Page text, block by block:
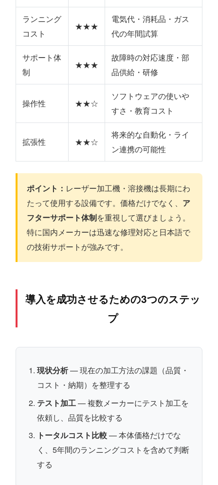
ランニング
コスト
★★★
電気代・消耗品・ガス
代の年間試算
サポート体
制
★★★
故障時の対応速度・部
品供給・研修
操作性 ★★☆
ソフトウェアの使いや
すさ・教育コスト
拡張性 ★★☆
将来的な自動化・ライ
ン連携の可能性
ポイント： レーザー加工機・溶接機は長期にわ
たって使用する設備です。価格だけでなく、 ア
フターサポート体制を重視して選びましょう。
特に国内メーカーは迅速な修理対応と日本語で
の技術サポートが強みです。
導入を成功させるための3つのステッ
プ
現状分析— 現在の加工方法の課題（品質・
コスト・納期）を整理する
テスト加工— 複数メーカーにテスト加工を
依頼し、品質を比較する
トータルコスト比較— 本体価格だけでな
く、5年間のランニングコストを含めて判断
する